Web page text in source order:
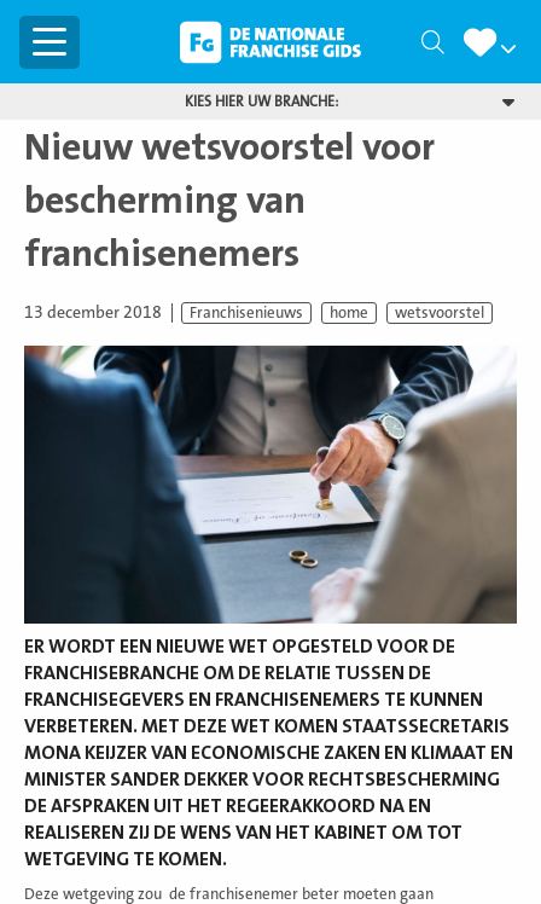
Menu Zoeken
KIES HIER UW BRANCHE:
Nieuw wetsvoorstel voor
bescherming van
franchisenemers
13 december 2018 Franchisenieuws home wetsvoorstel
ER WORDT EEN NIEUWE WET OPGESTELD VOOR DE
FRANCHISEBRANCHE OM DE RELATIE TUSSEN DE
FRANCHISEGEVERS EN FRANCHISENEMERS TE KUNNEN
VERBETEREN. MET DEZE WET KOMEN STAATSSECRETARIS
MONA KEIJZER VAN ECONOMISCHE ZAKEN EN KLIMAAT EN
MINISTER SANDER DEKKER VOOR RECHTSBESCHERMING
DE AFSPRAKEN UIT HET REGEERAKKOORD NA EN
REALISEREN ZIJ DE WENS VAN HET KABINET OM TOT
WETGEVING TE KOMEN.
Deze wetgeving zou de franchisenemer beter moeten gaan